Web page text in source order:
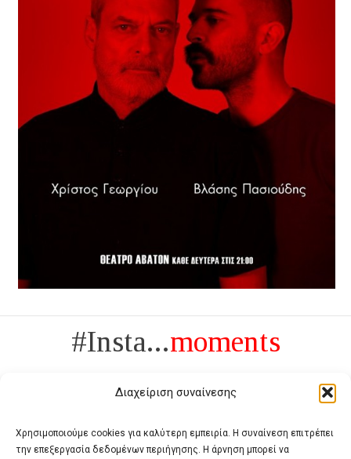
Διαχείριση συναίνεσης
Χρησιμοποιούμε cookies για καλύτερη εμπειρία. Η συναίνεση επιτρέπει
την επεξεργασία δεδομένων περιήγησης. Η άρνηση μπορεί να
#Insta...moments